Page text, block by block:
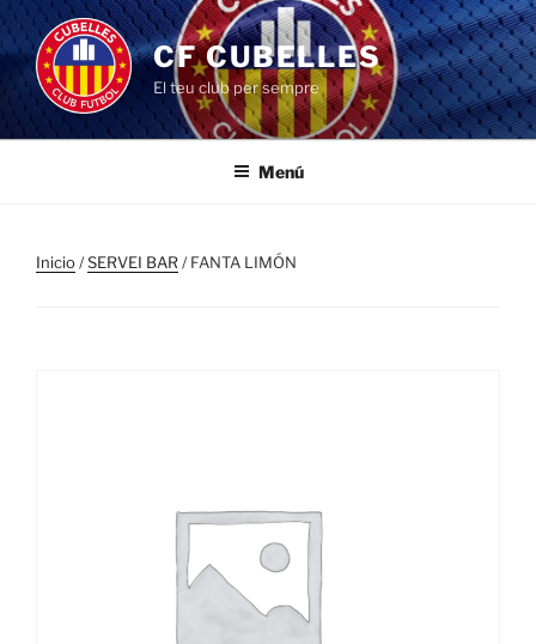
Saltar
al
contenido
CF CUBELLES
El teu club per sempre
Menú
Inicio/SERVEI BAR/ FANTA LIMÓN